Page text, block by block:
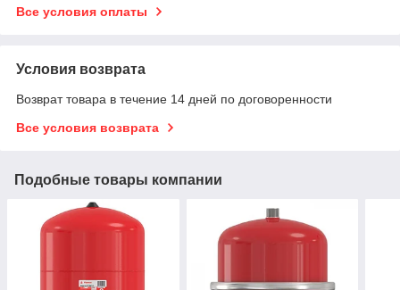
Все условия оплаты
Условия возврата
Возврат товара в течение 14 дней по договоренности
Все условия возврата
Подобные товары компании